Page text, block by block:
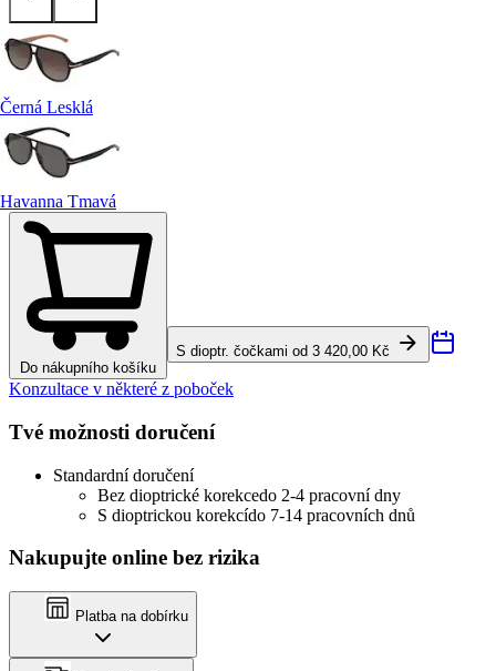
Černá Lesklá
Havanna Tmavá
Do nákupního košíku
S dioptr. čočkami od 3 420,00 Kč
Konzultace v některé z poboček
Tvé možnosti doručení
Standardní doručení
Bez dioptrické korekcedo 2-4 pracovní dny
S dioptrickou korekcído 7-14 pracovních dnů
Nakupujte online bez rizika
Platba na dobírku